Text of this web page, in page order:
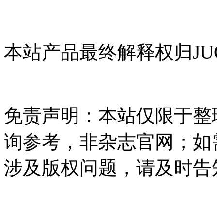
本站产品最终解释权归
免责声明：本站仅限于
询参考，非杂志官网；
涉及版权问题，请及时告